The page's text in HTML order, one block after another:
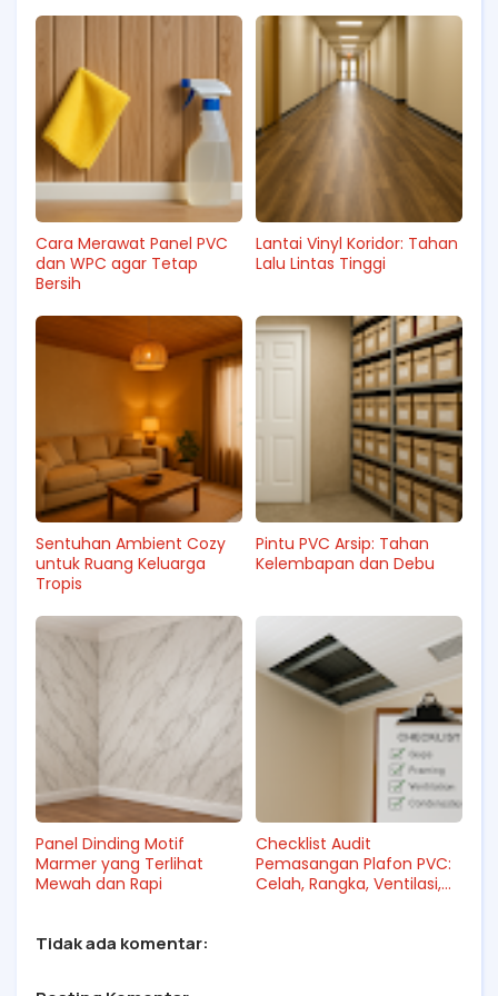
Cara Merawat Panel PVC
dan WPC agar Tetap
Bersih
Lantai Vinyl Koridor: Tahan
Lalu Lintas Tinggi
Sentuhan Ambient Cozy
untuk Ruang Keluarga
Tropis
Pintu PVC Arsip: Tahan
Kelembapan dan Debu
Panel Dinding Motif
Marmer yang Terlihat
Mewah dan Rapi
Checklist Audit
Pemasangan Plafon PVC:
Celah, Rangka, Ventilasi,
Tidak ada komentar: